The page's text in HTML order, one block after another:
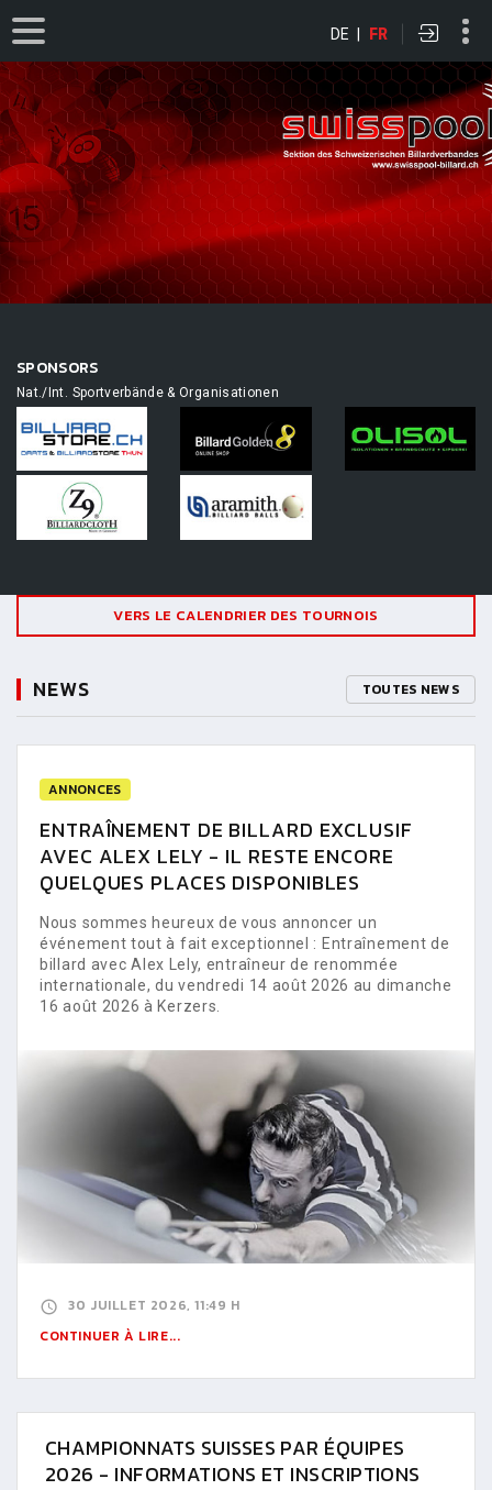
DE | FR
SPONSORS
Nat./Int. Sportverbände & Organisationen
VERS LE CALENDRIER DES TOURNOIS
NEWS TOUTES NEWS
ANNONCES
ENTRAÎNEMENT DE BILLARD EXCLUSIF
AVEC ALEX LELY - IL RESTE ENCORE
QUELQUES PLACES DISPONIBLES
Nous sommes heureux de vous annoncer un
événement tout à fait exceptionnel : Entraînement de
billard avec Alex Lely, entraîneur de renommée
internationale, du vendredi 14 août 2026 au dimanche
16 août 2026 à Kerzers.
30 JUILLET 2026, 11:49 H
CONTINUER À LIRE...
CHAMPIONNATS SUISSES PAR ÉQUIPES
2026 - INFORMATIONS ET INSCRIPTIONS